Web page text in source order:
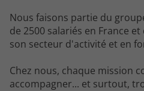
Nous faisons partie du
de 2500 salariés en France
son secteur d'activité et en
Chez nous, chaque mission
accompagner... et surtout,